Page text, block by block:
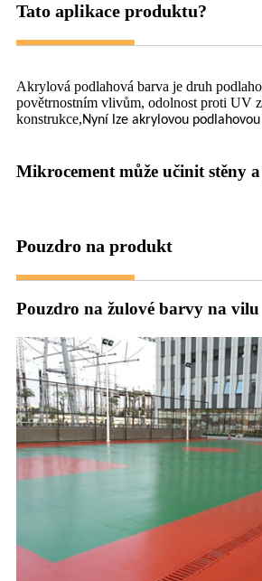
Tato aplikace produktu?
Akrylová podlahová barva je druh
povětrnostním vlivům, odolnost proti UV
konstrukce,Nyní lze akrylovou
Mikrocement může učinit stěny
Pouzdro na produkt
Pouzdro na žulové barvy na vilu